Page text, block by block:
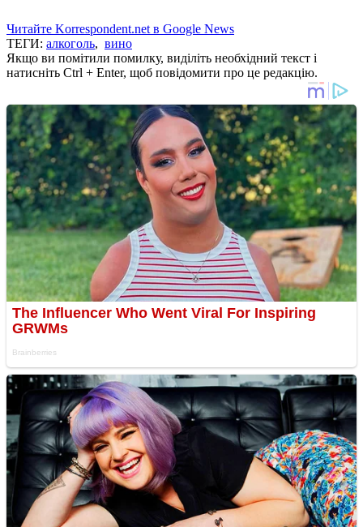
Читайте Korrespondent.net в Google News
ТЕГИ: алкоголь, вино
Якщо ви помітили помилку, виділіть необхідний текст і
натисніть Ctrl + Enter, щоб повідомити про це редакцію.